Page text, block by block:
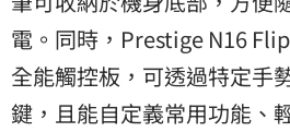
電。同時，Prestige N16
全能觸控板，可透過特定手
鍵，且能自定義常用功能、